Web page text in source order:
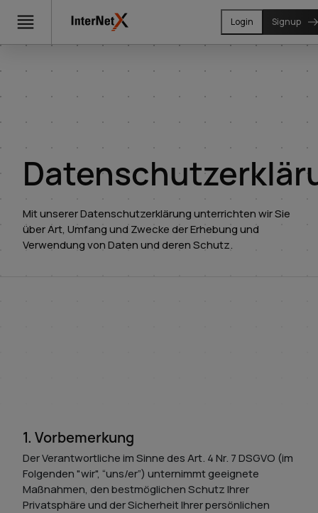
Login Signup
Mit unserer Datenschutzerklärung unterrichten wir Sie
über Art, Umfang und Zwecke der Erhebung und
Verwendung von Daten und deren Schutz.
1. Vorbemerkung
Der Verantwortliche im Sinne des Art. 4 Nr. 7 DSGVO (im
Folgenden "wir", “uns/er”) unternimmt geeignete
Maßnahmen, den bestmöglichen Schutz Ihrer
Privatsphäre und der Sicherheit Ihrer persönlichen